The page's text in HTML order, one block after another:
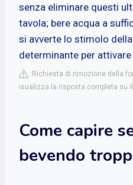
senza eliminare questi
tavola; bere acqua a
si avverte lo stimolo
determinante per
Richiesta di rimozione della
isualizza la risposta completa su
Come capire
bevendo